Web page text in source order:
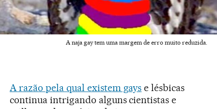
A naja gay tem uma margem de erro muito reduzida.
A razão pela qual existem gays e lésbicas
continua intrigando alguns cientistas e